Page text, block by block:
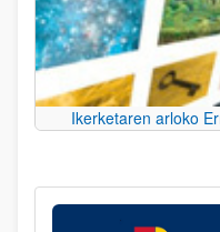
Ikerketaren arloko